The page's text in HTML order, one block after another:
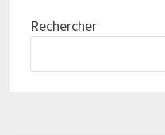
Rechercher